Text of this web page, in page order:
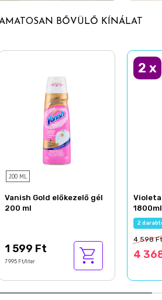
BŐVÜLŐ KÍNÁLAT
200 ML
Vanish Gold előkezelő gél
200 ml
1 599 Ft
7 995 Ft/liter
2 x
Violeta
2
4 598 Ft
4